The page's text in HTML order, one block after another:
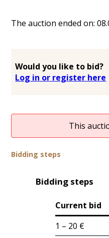
The auction ended on:
Would you like to bid?
Log in or register here
This
Bidding steps
Bidding steps
Current bid
1 – 20 €